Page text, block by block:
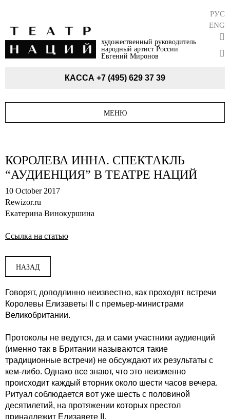
художественный руководитель
народный артист России
Евгений Миронов
РУС
ENG
КАССА +7 (495) 629 37 39
МЕНЮ
КОРОЛЕВА ИННА. СПЕКТАКЛЬ
“АУДИЕНЦИЯ” В ТЕАТРЕ НАЦИЙ
10 October 2017
Rewizor.ru
Екатерина Винокуршина
Ссылка на статью
НАЗАД
Говорят, доподлинно неизвестно, как проходят встречи
Королевы Елизаветы II с премьер-министрами
Великобритании.
Протоколы не ведутся, да и сами участники аудиенций
(именно так в Британии называются такие
традиционные встречи) не обсуждают их результаты с
кем-либо. Однако все знают, что это неизменно
происходит каждый вторник около шести часов вечера.
Ритуал соблюдается вот уже шесть с половиной
десятилетий, на протяжении которых престол
принадлежит Елизавете II.